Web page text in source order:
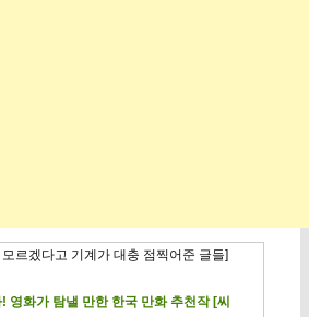
르겠다고 기계가 대충 점찍어준 글들]
영화가 탐낼 만한 한국 만화 추천작 [씨